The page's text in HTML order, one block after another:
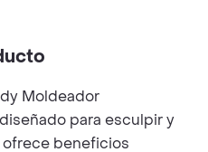
Moldeador
para esculpir y
ofrece beneficios